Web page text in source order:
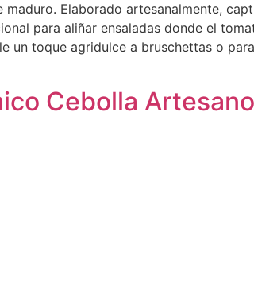
Elaborado artesanalmente,
para aliñar ensaladas donde el
un toque agridulce a bruschettas o
Cebolla Artesano